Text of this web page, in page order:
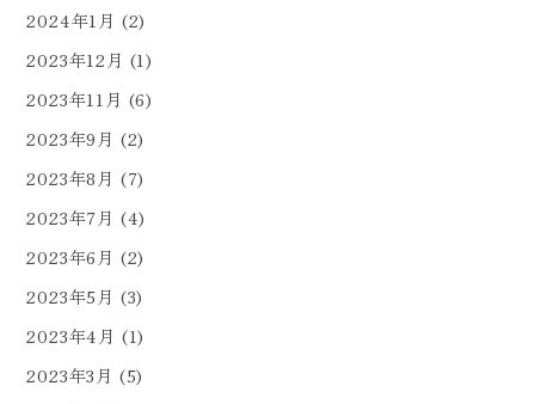
2024年1月 (2)
2023年12月 (1)
2023年11月 (6)
2023年9月 (2)
2023年8月 (7)
2023年7月 (4)
2023年6月 (2)
2023年5月 (3)
2023年4月 (1)
2023年3月 (5)